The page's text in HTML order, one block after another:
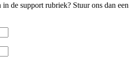
de support rubriek? Stuur ons dan een